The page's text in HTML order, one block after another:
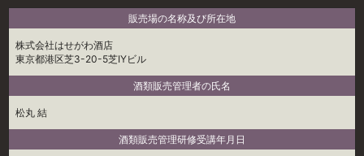
販売場の名称及び所在地
株式会社はせがわ酒店
東京都港区芝3-20-5芝IYビル
酒類販売管理者の氏名
松丸 結
酒類販売管理研修受講年月日